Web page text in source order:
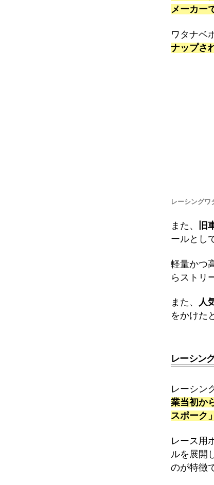
メーカー
ワタナベ
ナップさ
レーシングワ
また、 旧
ールとし
軽量かつ
らストリ
また、 人
をかけた
レーシン
レーシン
業当初か
スポーク
レース用
ルを展開
のが特徴